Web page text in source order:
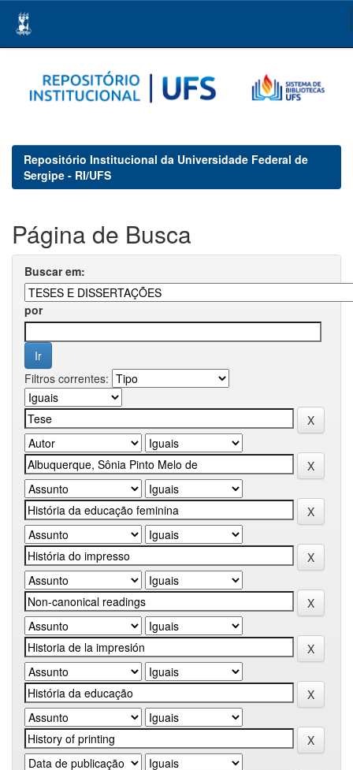
navigation
Repositório Institucional da Universidade Federal de
Sergipe - RI/UFS
Página de Busca
Buscar em:
por
Filtros correntes: